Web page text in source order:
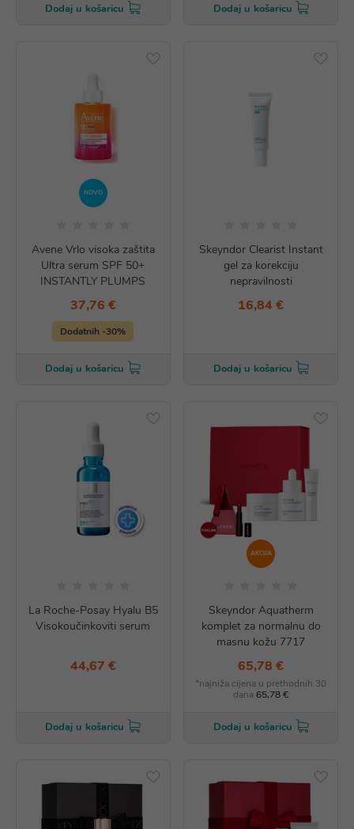
Dodaj u košaricu Dodaj u košaricu
NOVO
Avene Vrlo visoka zaštita
Ultra serum SPF 50+
INSTANTLY PLUMPS
37,76 €
Dodatnih -30%
Dodaj u košaricu
Skeyndor Clearist Instant
gel za korekciju
nepravilnosti
16,84 €
Dodaj u košaricu
La Roche-Posay Hyalu B5
Visokoučinkoviti serum
44,67 €
Dodaj u košaricu
AKCIJA
Skeyndor Aquatherm
komplet za normalnu do
masnu kožu 7717
65,78 €
*najniža cijena u prethodnih 30
dana65,78 €
Dodaj u košaricu